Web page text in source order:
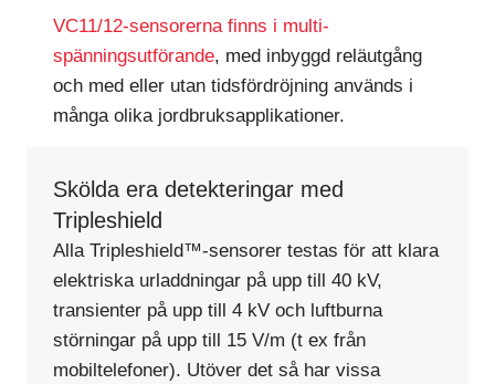
VC11/12-sensorerna finns i multi-
spänningsutförande, med inbyggd reläutgång
och med eller utan tidsfördröjning används i
många olika jordbruksapplikationer.
Skölda era detekteringar med
Tripleshield
Alla Tripleshield™-sensorer testas för att klara
elektriska urladdningar på upp till 40 kV,
transienter på upp till 4 kV och luftburna
störningar på upp till 15 V/m (t ex från
mobiltelefoner). Utöver det så har vissa